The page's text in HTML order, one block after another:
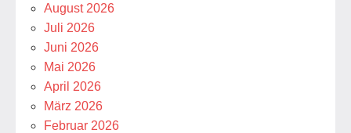
August 2026
Juli 2026
Juni 2026
Mai 2026
April 2026
März 2026
Februar 2026